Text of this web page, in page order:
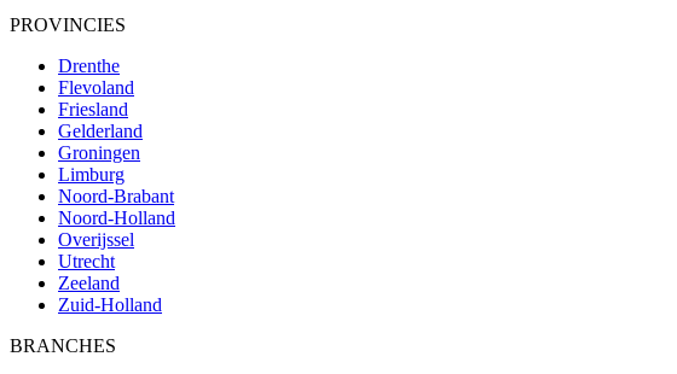
PROVINCIES
Drenthe
Flevoland
Friesland
Gelderland
Groningen
Limburg
Noord-Brabant
Noord-Holland
Overijssel
Utrecht
Zeeland
Zuid-Holland
BRANCHES